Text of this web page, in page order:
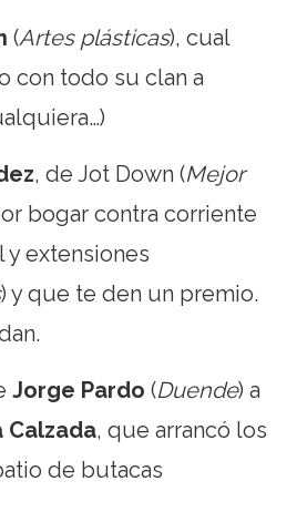
(Artes plásticas), cual
con todo su clan a
, de Jot Down (Mejor
bogar contra corriente
y extensiones
) y que te den un premio.
Jorge Pardo (Duende) a
Calzada, que arrancó los
de butacas